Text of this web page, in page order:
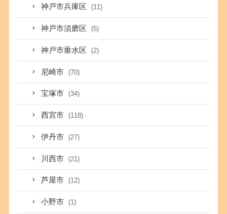
神戸市兵庫区 (11)
神戸市須磨区 (5)
神戸市垂水区 (2)
尼崎市 (70)
宝塚市 (34)
西宮市 (118)
伊丹市 (27)
川西市 (21)
芦屋市 (12)
小野市 (1)